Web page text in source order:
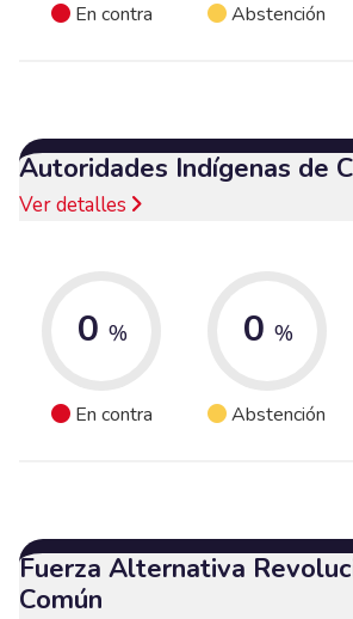
En contra Abstención
Autoridades Indígenas de
Ver detalles
0 %
En contra
0 %
Abstención
Fuerza Alternativa
Común